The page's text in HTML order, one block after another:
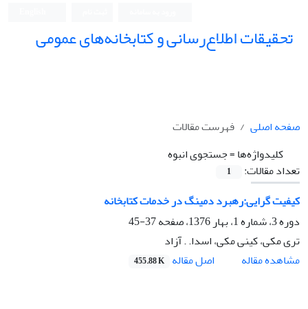
تحقیقات اطلاع‌رسانی و کتابخانه‌های عمومی
صفحه اصلی
فهرست مقالات
کلیدواژه‌ها =جستجوی انبوه
تعداد مقالات:
1
کیفیت گرایی:رهبرد دمینگ در خدمات کتابخانه
دوره 3، شماره 1، بهار 1376، صفحه
37-45
تری مکی، کینی مکی، اسدا. . آزاد
مشاهده مقاله
اصل مقاله 455.88 K